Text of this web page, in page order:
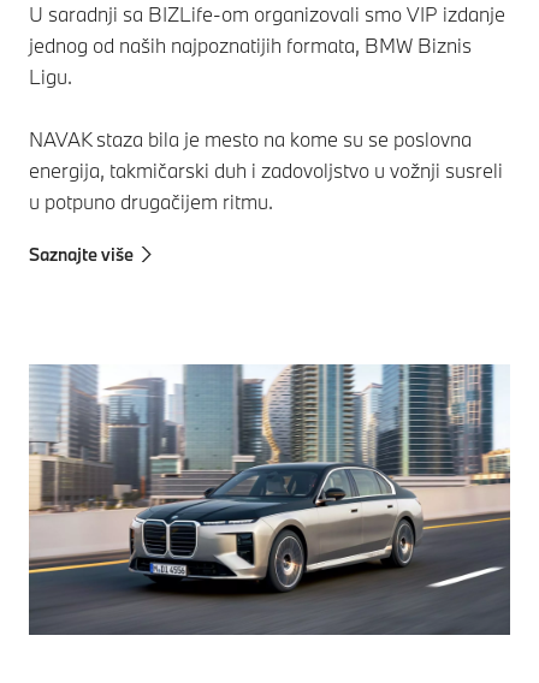
U saradnji sa BIZLife-om organizovali smo VIP izdanje
jednog od naših najpoznatijih formata, BMW Biznis
Ligu.
NAVAK staza bila je mesto na kome su se poslovna
energija, takmičarski duh i zadovoljstvo u vožnji susreli
u potpuno drugačijem ritmu.
Saznajte više